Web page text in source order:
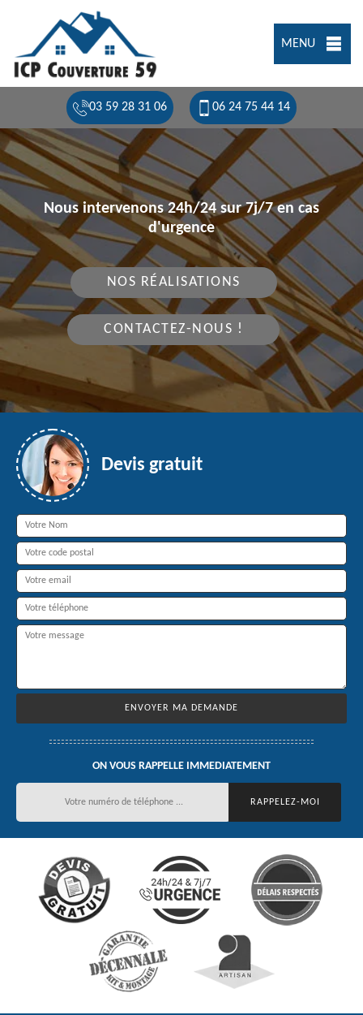
MENU
03 59 28 31 06 06 24 75 44 14
Nous intervenons 24h/24 sur 7j/7 en cas
d'urgence
NOS RÉALISATIONS
CONTACTEZ-NOUS !
Devis gratuit
ON VOUS RAPPELLE IMMEDIATEMENT